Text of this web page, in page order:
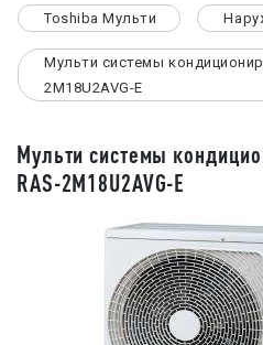
Toshiba Мульти
Мульти системы
2M18U2AVG-E
Мульти системы
RAS-2M18U2AVG-E